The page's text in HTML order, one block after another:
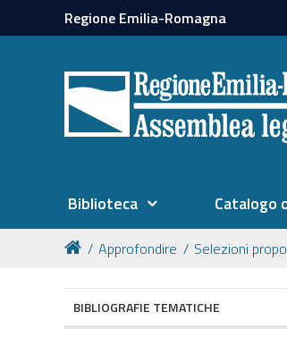
Regione Emilia-Romagna
Biblioteca Catalogo
Approfondire Selezioni
BIBLIOGRAFIE TEMATICHE